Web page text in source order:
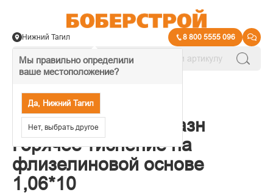
Мы правильно определили
ваше местоположение?
Да, Нижний Тагил
Нет, выбрать другое
Нижний Тагил 8 800 5555 096
Обои Elysium Соблазн
Горячее тиснение на
флизелиновой основе
1,06*10